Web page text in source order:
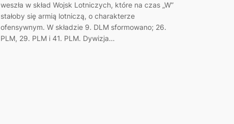
weszła w skład Wojsk Lotniczych, które na czas „W”
stałoby się armią lotniczą, o charakterze
ofensywnym. W składzie 9. DLM sformowano; 26.
PLM, 29. PLM i 41. PLM. Dywizja…